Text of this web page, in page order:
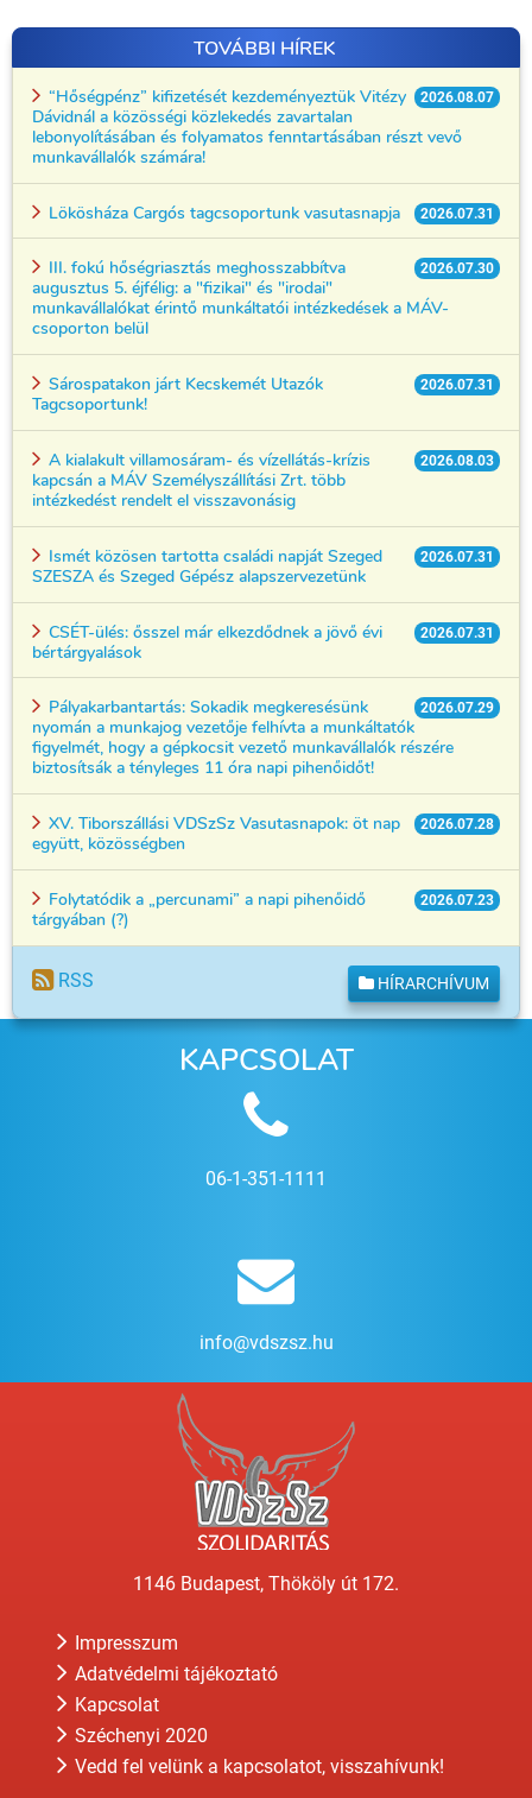
TOVÁBBI HÍREK
2026.08.07
“Hőségpénz” kifizetését kezdeményeztük Vitézy
Dávidnál a közösségi közlekedés zavartalan
lebonyolításában és folyamatos fenntartásában részt vevő
munkavállalók számára!
2026.07.31
Lökösháza Cargós tagcsoportunk vasutasnapja
2026.07.30
III. fokú hőségriasztás meghosszabbítva
augusztus 5. éjfélig: a "fizikai" és "irodai"
munkavállalókat érintő munkáltatói intézkedések a MÁV-
csoporton belül
2026.07.31
Sárospatakon járt Kecskemét Utazók
Tagcsoportunk!
2026.08.03
A kialakult villamosáram- és vízellátás-krízis
kapcsán a MÁV Személyszállítási Zrt. több
intézkedést rendelt el visszavonásig
2026.07.31
Ismét közösen tartotta családi napját Szeged
SZESZA és Szeged Gépész alapszervezetünk
2026.07.31
CSÉT-ülés: ősszel már elkezdődnek a jövő évi
bértárgyalások
2026.07.29
Pályakarbantartás: Sokadik megkeresésünk
nyomán a munkajog vezetője felhívta a munkáltatók
figyelmét, hogy a gépkocsit vezető munkavállalók részére
biztosítsák a tényleges 11 óra napi pihenőidőt!
2026.07.28
XV. Tiborszállási VDSzSz Vasutasnapok: öt nap
együtt, közösségben
2026.07.23
Folytatódik a „percunami” a napi pihenőidő
tárgyában (?)
RSS HÍRARCHÍVUM
KAPCSOLAT
06-1-351-1111
info@vdszsz.hu
1146 Budapest, Thököly út 172.
Impresszum
Adatvédelmi tájékoztató
Kapcsolat
Széchenyi 2020
Vedd fel velünk a kapcsolatot, visszahívunk!